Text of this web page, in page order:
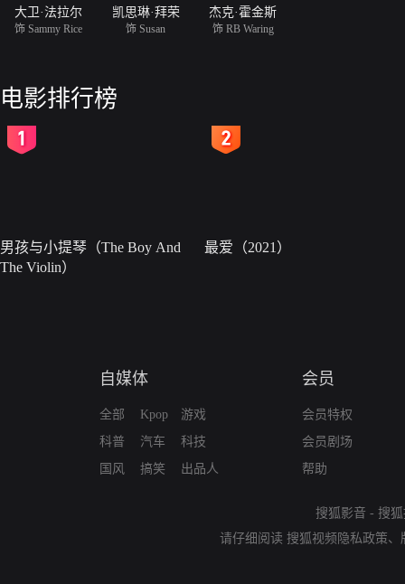
大卫·法拉尔
饰 Sammy Rice
凯思琳·拜荣
饰 Susan
杰克·霍金斯
饰 RB Waring
电影排行榜
男孩与小提琴（The Boy And
The Violin）
最爱（2021）
自媒体
全部
科普
国风
Kpop
汽车
搞笑
游戏
科技
出品人
会员
会员特权
会员剧场
帮助
搜狐影音 - 搜
请仔细阅读 搜狐视频隐私政策、